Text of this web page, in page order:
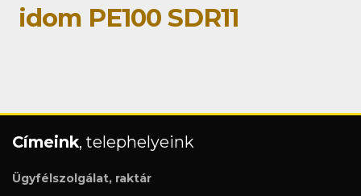
idom PE100 SDR11
Címeink, telephelyeink
Ügyfélszolgálat, raktár